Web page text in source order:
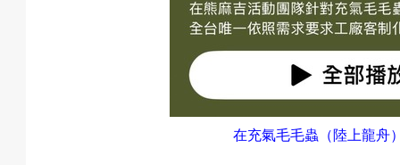
在充氣毛毛蟲（陸上龍舟